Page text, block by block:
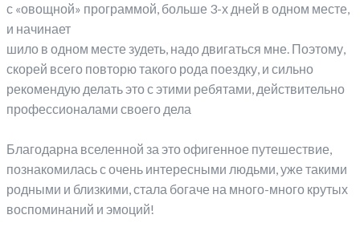
с «овощной» программой, больше 3-х дней в одном месте,
и начинает
шило в одном месте зудеть, надо двигаться мне. Поэтому,
скорей всего повторю такого рода поездку, и сильно
рекомендую делать это с этими ребятами, действительно
профессионалами своего дела
Благодарна вселенной за это офигенное путешествие,
познакомилась с очень интересными людьми, уже такими
родными и близкими, стала богаче на много-много крутых
воспоминаний и эмоций!